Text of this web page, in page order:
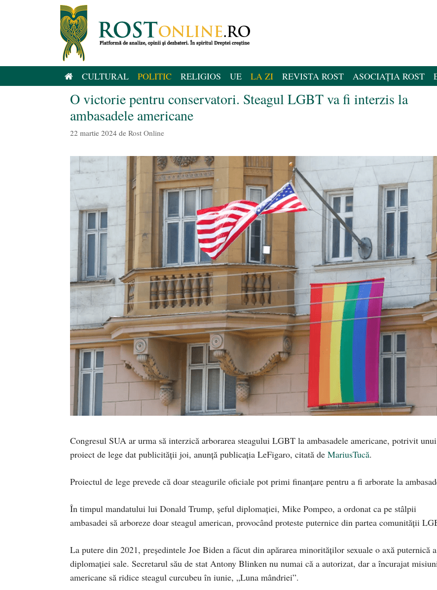
CULTURAL POLITIC RELIGIOS UE LA ZI REVISTA ROST ASOCIAȚIA ROST
O victorie pentru conservatori. Steagul LGBT va fi interzis la
ambasadele americane
22 martie 2024 de Rost Online
Congresul SUA ar urma să interzică arborarea steagului LGBT la ambasadele americane, potrivit unui
proiect de lege dat publicității joi, anunță publicația LeFigaro, citată de MariusTucă.
Proiectul de lege prevede că doar steagurile oficiale pot primi finanțare pentru a fi arborate la
În timpul mandatului lui Donald Trump, șeful diplomației, Mike Pompeo, a ordonat ca pe stâlpii
ambasadei să arboreze doar steagul american, provocând proteste puternice din partea comunității
La putere din 2021, președintele Joe Biden a făcut din apărarea minorităților sexuale o axă puternică a
diplomației sale. Secretarul său de stat Antony Blinken nu numai că a autorizat, dar a încurajat
americane să ridice steagul curcubeu în iunie, „Luna mândriei”.